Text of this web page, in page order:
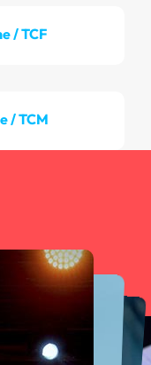
/ TCF
/ TCM